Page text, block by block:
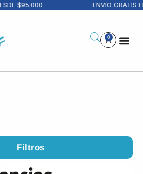
$95.000 ENVIO GRATIS EN
0
Filtros